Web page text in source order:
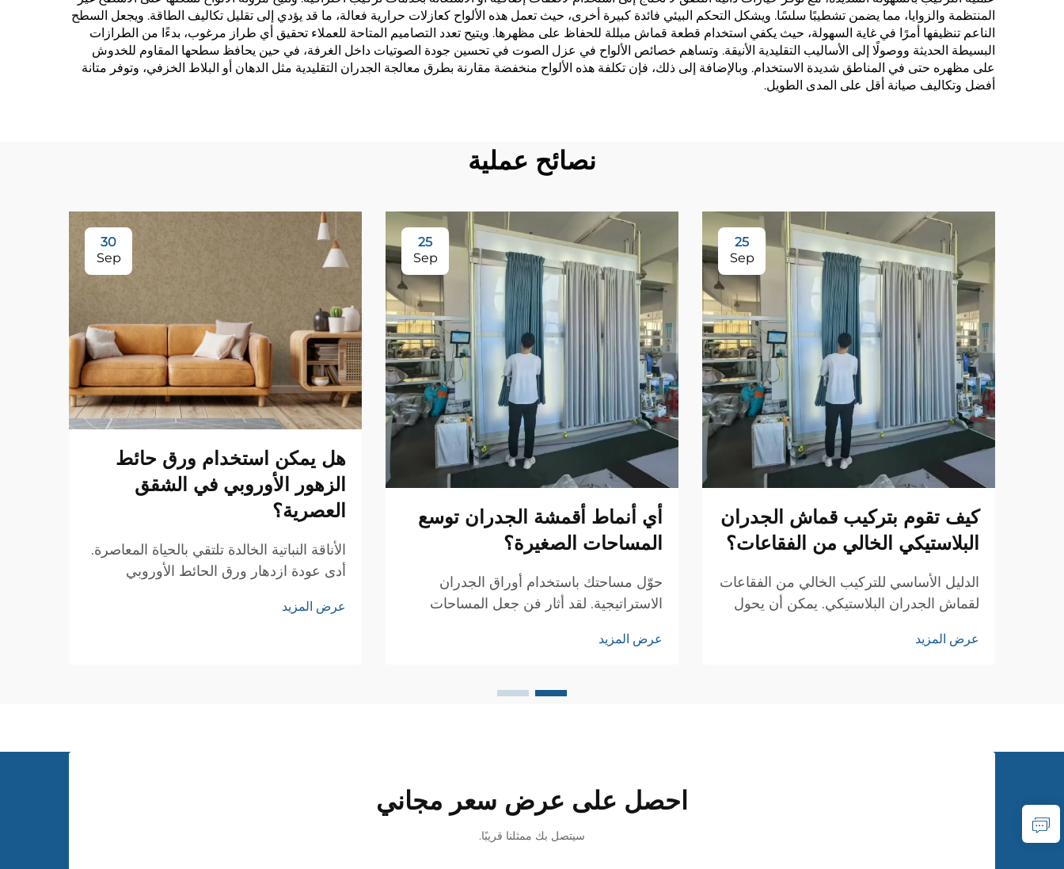
المنتظمة والزوايا، مما يضمن تشطيبًا سلسًا. ويشكل التحكم البيئي فائدة كبيرة أخرى، حيث تعمل هذه الألواح كعازلات حرارية فعالة، ما قد يؤدي إلى تقليل تكاليف الطاقة. ويجعل السطح
الناعم تنظيفها أمرًا في غاية السهولة، حيث يكفي استخدام قطعة قماش مبللة للحفاظ على مظهرها. ويتيح تعدد التصاميم المتاحة للعملاء تحقيق أي طراز مرغوب، بدءًا من الطرازات
البسيطة الحديثة ووصولًا إلى الأساليب التقليدية الأنيقة. وتساهم خصائص الألواح في عزل الصوت في تحسين جودة الصوتيات داخل الغرفة، في حين يحافظ سطحها المقاوم للخدوش
على مظهره حتى في المناطق شديدة الاستخدام. وبالإضافة إلى ذلك، فإن تكلفة هذه الألواح منخفضة مقارنة بطرق معالجة الجدران التقليدية مثل الدهان أو البلاط الخزفي، وتوفر متانة
أفضل وتكاليف صيانة أقل على المدى الطويل.
نصائح عملية
25
Sep
كيف تقوم بتركيب قماش الجدران
البلاستيكي الخالي من الفقاعات؟
الدليل الأساسي للتركيب الخالي من الفقاعات
لقماش الجدران البلاستيكي. يمكن أن يحول
السكنية من خلال نسيج أنيق وأنماط جذابة،
عرض المزيد
25
Sep
أي أنماط أقمشة الجدران توسع
المساحات الصغيرة؟
حوّل مساحتك باستخدام أوراق الجدران
الاستراتيجية. لقد أثار فن جعل المساحات
الداخلي وأصحاب المنازل على حد سواء عبر
برزت أوراق الجدران كأداة قوية...
عرض المزيد
30
Sep
هل يمكن استخدام ورق حائط
الزهور الأوروبي في الشقق
العصرية؟
الأناقة النباتية الخالدة تلتقي بالحياة المعاصرة.
أدى عودة ازدهار ورق الحائط الأوروبي
الحديث إلى إحداث اندماج مثير بين الجماليات
عرض المزيد
احصل على عرض سعر مجاني
سيتصل بك ممثلنا قريبًا.